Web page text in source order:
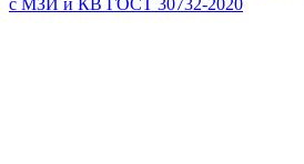
с МЗИ и КВ ГОСТ 30732-2020